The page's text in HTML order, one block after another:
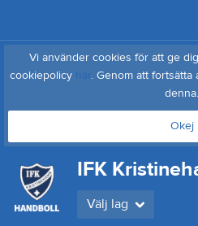
Vi använder cookies för att ge
cookiepolicy
. Genom att
denna.
Okej
IFK
Välj lag